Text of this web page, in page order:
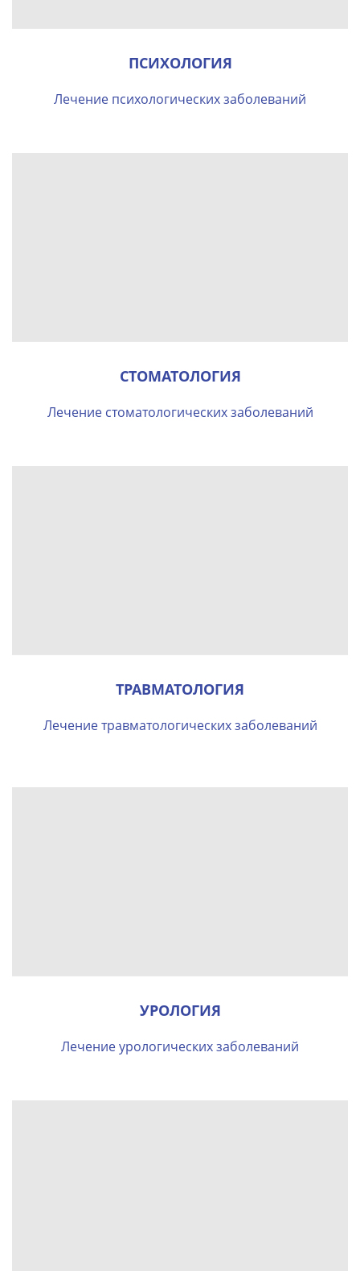
ПСИХОЛОГИЯ
Лечение психологических заболеваний
СТОМАТОЛОГИЯ
Лечение стоматологических заболеваний
ТРАВМАТОЛОГИЯ
Лечение травматологических заболеваний
УРОЛОГИЯ
Лечение урологических заболеваний